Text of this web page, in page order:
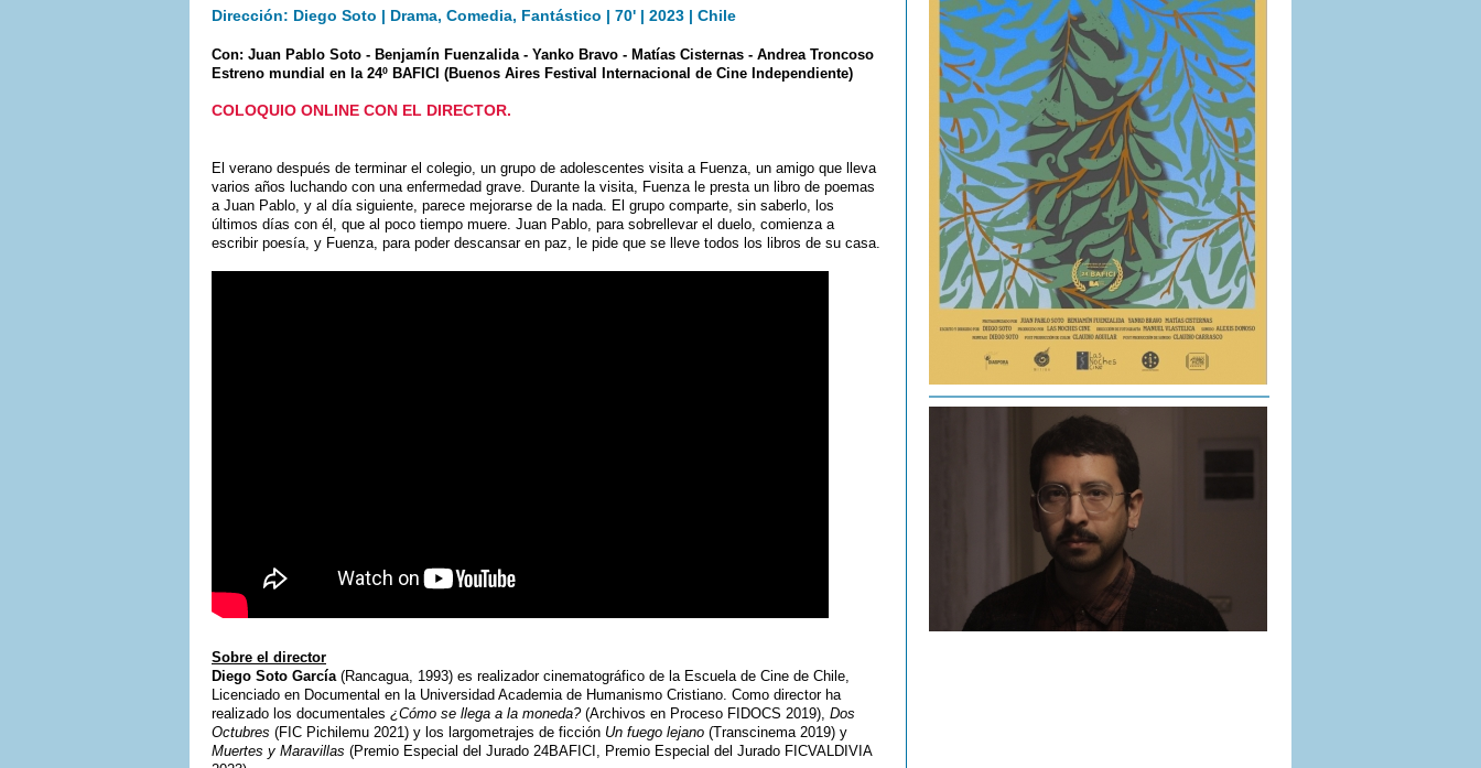
Dirección: Diego Soto | Drama, Comedia, Fantástico | 70' | 2023 | Chile
Con: Juan Pablo Soto - Benjamín Fuenzalida - Yanko Bravo - Matías Cisternas - Andrea Troncoso
Estreno mundial en la 24º BAFICI (Buenos Aires Festival Internacional de Cine Independiente)
COLOQUIO ONLINE CON EL DIRECTOR.
El verano después de terminar el colegio, un grupo de adolescentes visita a Fuenza, un amigo que lleva
varios años luchando con una enfermedad grave. Durante la visita, Fuenza le presta un libro de poemas
a Juan Pablo, y al día siguiente, parece mejorarse de la nada. El grupo comparte, sin saberlo, los
últimos días con él, que al poco tiempo muere. Juan Pablo, para sobrellevar el duelo, comienza a
escribir poesía, y Fuenza, para poder descansar en paz, le pide que se lleve todos los libros de su casa.
Sobre el director
Diego Soto García(Rancagua, 1993) es realizador cinematográfico de la Escuela de Cine de Chile,
Licenciado en Documental en la Universidad Academia de Humanismo Cristiano. Como director ha
realizado los documentales ¿Cómo se llega a la moneda?(Archivos en Proceso FIDOCS 2019), Dos
Octubres (FIC Pichilemu 2021) y los largometrajes de ficción Un fuego lejano (Transcinema 2019) y
Muertes y Maravillas (Premio Especial del Jurado 24BAFICI, Premio Especial del Jurado FICVALDIVIA